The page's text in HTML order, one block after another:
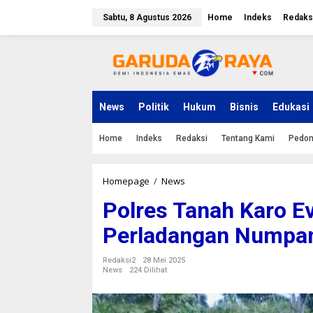
Sabtu, 8 Agustus 2026 Home Indeks
News Politik Hukum Bisnis Edukasi
Home Indeks Redaksi Tentang Kami
Homepage / News
l
r
e
s
a
h
Polres Tanah Karo
Perladangan
Redaksi2
28 Mei 2025
News
224 Dilihat